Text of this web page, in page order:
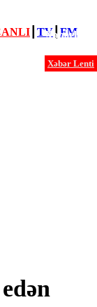
Xəbərlər
Xəbər Lenti
TV┃ FM